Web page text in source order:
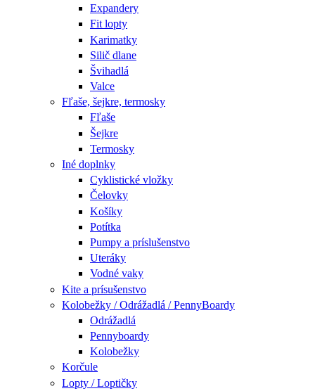
Expandery
Fit lopty
Karimatky
Silič dlane
Švihadlá
Valce
Fľaše, šejkre, termosky
Fľaše
Šejkre
Termosky
Iné doplnky
Cyklistické vložky
Čelovky
Košíky
Potítka
Pumpy a príslušenstvo
Uteráky
Vodné vaky
Kite a prísušenstvo
Kolobežky / Odrážadlá / PennyBoardy
Odrážadlá
Pennyboardy
Kolobežky
Korčule
Lopty / Loptičky